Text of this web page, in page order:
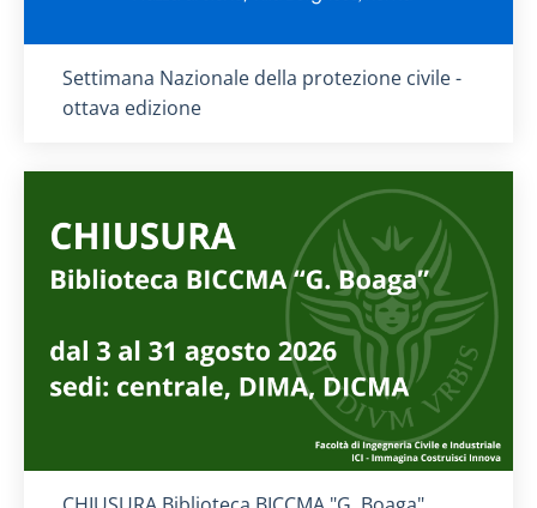
Titolo card:
Settimana Nazionale della protezione civile -
ottava edizione